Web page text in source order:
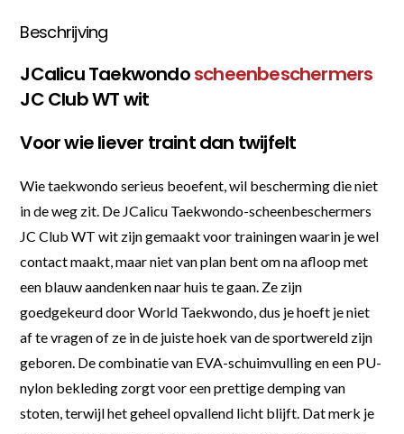
Beschrijving
JCalicu Taekwondoscheenbeschermers
JC Club WT wit
Voor wie liever traint dan twijfelt
Wie taekwondo serieus beoefent, wil bescherming die niet
in de weg zit. De JCalicu Taekwondo-scheenbeschermers
JC Club WT wit zijn gemaakt voor trainingen waarin je wel
contact maakt, maar niet van plan bent om na afloop met
een blauw aandenken naar huis te gaan. Ze zijn
goedgekeurd door World Taekwondo, dus je hoeft je niet
af te vragen of ze in de juiste hoek van de sportwereld zijn
geboren. De combinatie van EVA-schuimvulling en een PU-
nylon bekleding zorgt voor een prettige demping van
stoten, terwijl het geheel opvallend licht blijft. Dat merk je